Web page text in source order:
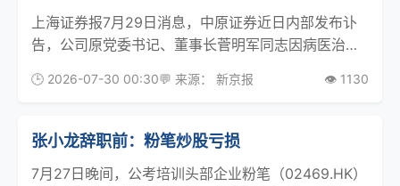
上海证券报7月29日消息，中原证券近日内部发布讣
告，公司原党委书记、董事长菅明军同志因病医治无
菅明军（资料图） 公开资料显示，菅明军生于1963
🕒 2026-07-30 00:30💬 来源： 新京报 👁️ 1130
张小龙辞职前：粉笔炒股亏损
7月27日晚间，公考培训头部企业粉笔（02469.HK）